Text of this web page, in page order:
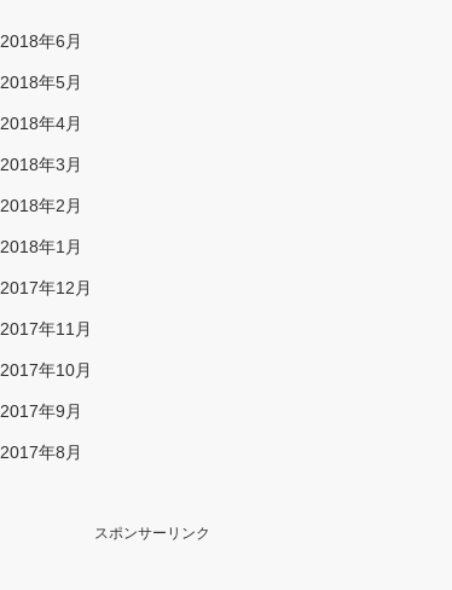
2018年6月
2018年5月
2018年4月
2018年3月
2018年2月
2018年1月
2017年12月
2017年11月
2017年10月
2017年9月
2017年8月
スポンサーリンク